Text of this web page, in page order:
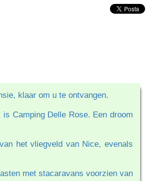
klaar om u te ontvangen.
Camping Delle Rose. Een droom
het vliegveld van Nice, evenals
met stacaravans voorzien van